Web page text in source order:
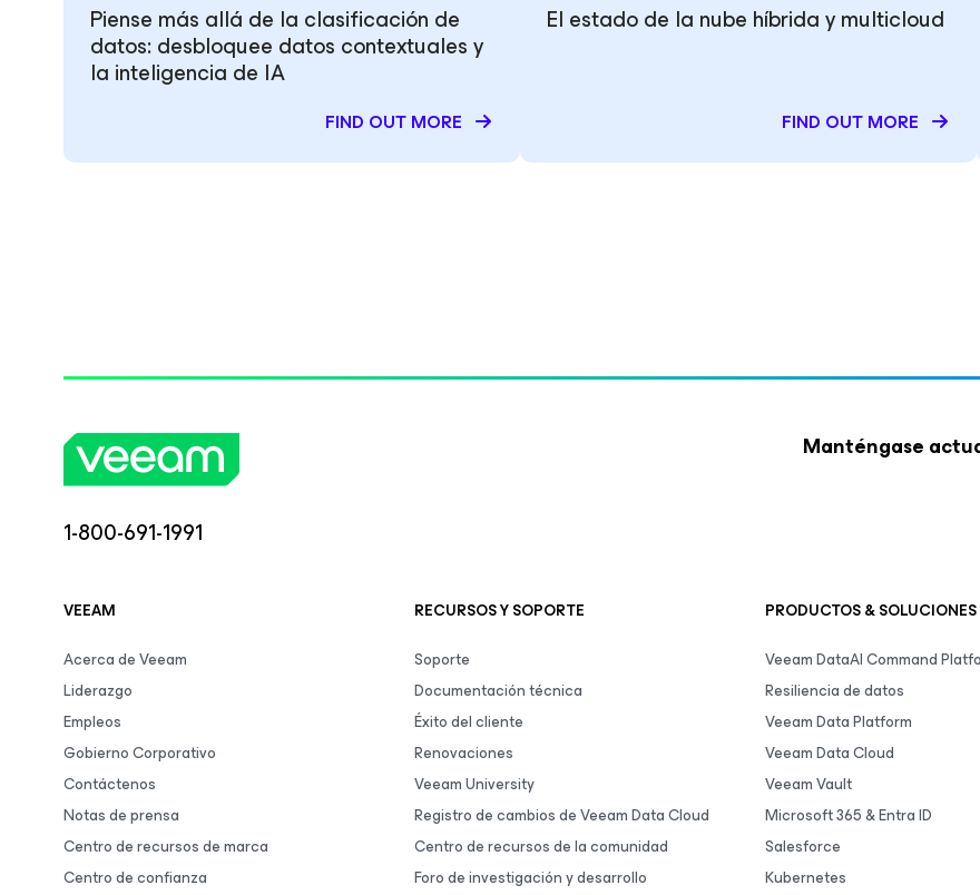
Piense más allá de la clasificación de
datos: desbloquee datos contextuales y
la inteligencia de IA
FIND OUT MORE
El estado de la nube híbrida y multicloud
FIND OUT MORE
1-800-691-1991
Manténgase
VEEAM
Acerca de Veeam
Liderazgo
Empleos
Gobierno Corporativo
Contáctenos
Notas de prensa
Centro de recursos de marca
Centro de confianza
RECURSOS Y SOPORTE
Soporte
Documentación técnica
Éxito del cliente
Renovaciones
Veeam University
Registro de cambios de Veeam Data Cloud
Centro de recursos de la comunidad
Foro de investigación y desarrollo
PRODUCTOS & SOLUCIONES
Veeam DataAI Command
Resiliencia de datos
Veeam Data Platform
Veeam Data Cloud
Veeam Vault
Microsoft 365 & Entra ID
Salesforce
Kubernetes